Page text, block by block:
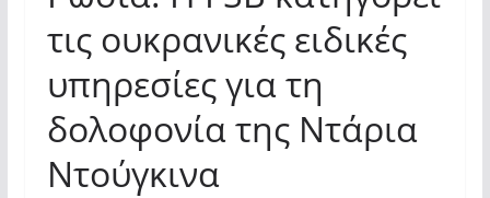
τις ουκρανικές ειδικές
υπηρεσίες για τη
δολοφονία της Ντάρια
Ντούγκινα